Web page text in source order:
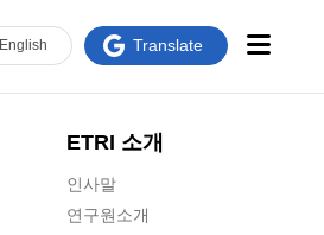
ETRI 소개
인사말
연구원소개
English Translate